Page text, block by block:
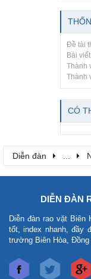
Đề tài
Bài
Thành
Thành
CÓ
Diễn đàn
DIỄN ĐÀN
Diễn đàn rao vặt Biên
tốt, index nhanh, đầy
trường Biên Hòa, Đồng